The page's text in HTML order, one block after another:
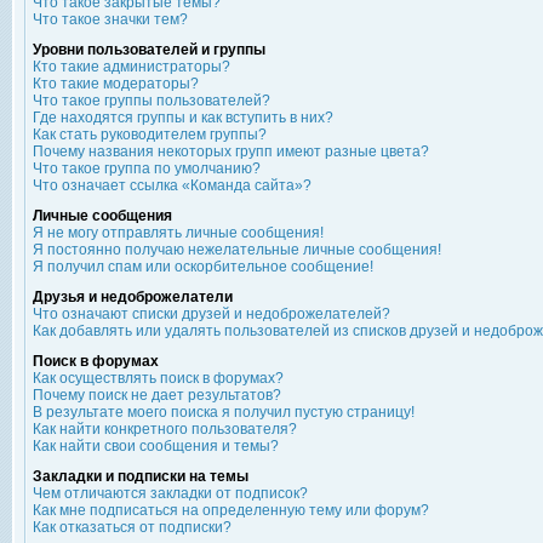
Что такое значки тем?
Уровни пользователей и группы
Кто такие администраторы?
Кто такие модераторы?
Что такое группы пользователей?
Где находятся группы и как вступить в них?
Как стать руководителем группы?
Почему названия некоторых групп имеют разные цвета?
Что такое группа по умолчанию?
Что означает ссылка «Команда сайта»?
Личные сообщения
Я не могу отправлять личные сообщения!
Я постоянно получаю нежелательные личные сообщения!
Я получил спам или оскорбительное сообщение!
Друзья и недоброжелатели
Что означают списки друзей и недоброжелателей?
Как добавлять или удалять пользователей из списков друзей и
Поиск в форумах
Как осуществлять поиск в форумах?
Почему поиск не дает результатов?
В результате моего поиска я получил пустую страницу!
Как найти конкретного пользователя?
Как найти свои сообщения и темы?
Закладки и подписки на темы
Чем отличаются закладки от подписок?
Как мне подписаться на определенную тему или форум?
Как отказаться от подписки?